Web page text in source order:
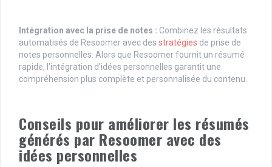
Intégration avec la prise de notes : Combinez les résultats
automatisés de Resoomer avec des stratégies de prise de
notes personnelles. Alors que Resoomer fournit un résumé
rapide, l’intégration d’idées personnelles garantit une
compréhension plus complète et personnalisée du contenu.
Conseils pour améliorer les résumés
générés par Resoomer avec des
idées personnelles